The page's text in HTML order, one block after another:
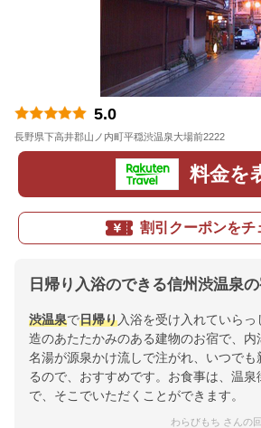
5.0
長野県下高井郡山ノ内町平穏渋温泉大場前2222
料金を
割引クーポンをチ
日帰り入浴のできる信州渋温泉
渋温泉で日帰り入浴を受け入れていら
造のあたたかみのある建物のお宿で、
名湯が源泉かけ流しで注がれ、いつでも
るので、おすすめです。お食事は、温
で、そこでいただくことができます。
わらびもち さんの